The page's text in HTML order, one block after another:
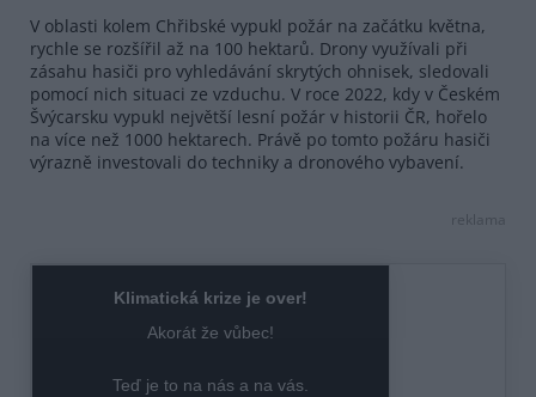
V oblasti kolem Chřibské vypukl požár na začátku května,
rychle se rozšířil až na 100 hektarů. Drony využívali při
zásahu hasiči pro vyhledávání skrytých ohnisek, sledovali
pomocí nich situaci ze vzduchu. V roce 2022, kdy v Českém
Švýcarsku vypukl největší lesní požár v historii ČR, hořelo
na více než 1000 hektarech. Právě po tomto požáru hasiči
výrazně investovali do techniky a dronového vybavení.
reklama